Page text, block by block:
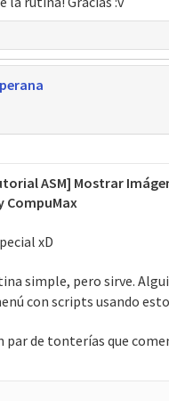
ASM] Mostrar
CompuMax
xD
simple, pero sirve.
con scripts usando esto
par de tonterías que